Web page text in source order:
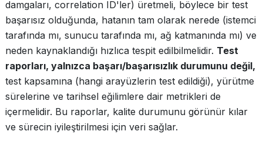
damgaları, correlation ID'ler) üretmeli, böylece bir test
başarısız olduğunda, hatanın tam olarak nerede (istemci
tarafında mı, sunucu tarafında mı, ağ katmanında mı) ve
neden kaynaklandığı hızlıca tespit edilbilmelidir. Test
raporları, yalnızca başarı/başarısızlık durumunu değil,
test kapsamına (hangi arayüzlerin test edildiği), yürütme
sürelerine ve tarihsel eğilimlere dair metrikleri de
içermelidir. Bu raporlar, kalite durumunu görünür kılar
ve sürecin iyileştirilmesi için veri sağlar.